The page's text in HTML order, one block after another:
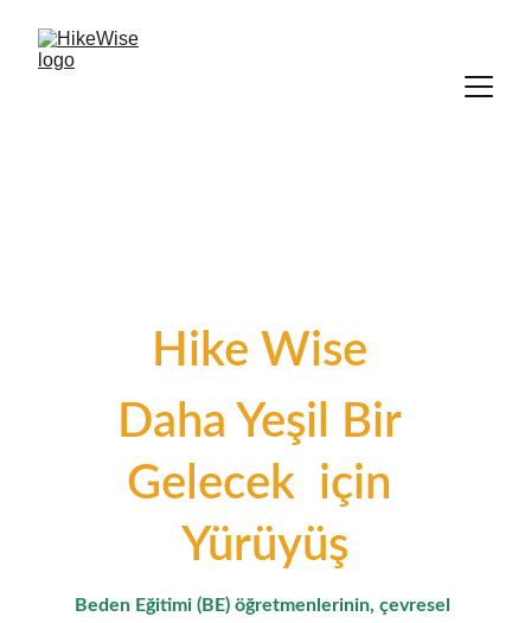
Hike Wise
Daha Yeşil Bir
Gelecek  için
Yürüyüş
Beden Eğitimi (BE) öğretmenlerinin, çevresel